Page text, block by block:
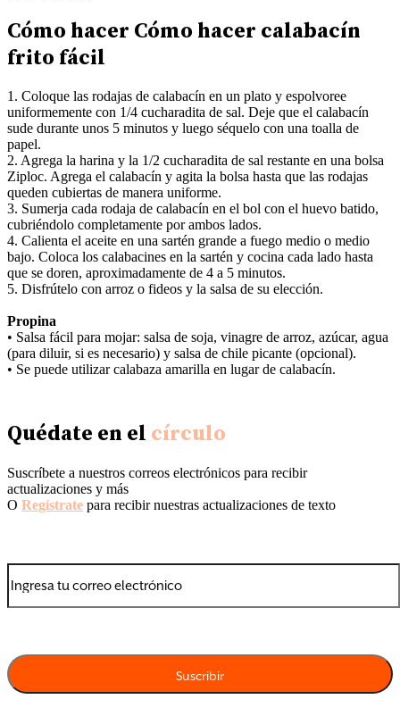
Cómo hacer Cómo hacer calabacín
frito fácil
1. Coloque las rodajas de calabacín en un plato y espolvoree
uniformemente con 1/4 cucharadita de sal. Deje que el calabacín
sude durante unos 5 minutos y luego séquelo con una toalla de
papel.
2. Agrega la harina y la 1/2 cucharadita de sal restante en una bolsa
Ziploc. Agrega el calabacín y agita la bolsa hasta que las rodajas
queden cubiertas de manera uniforme.
3. Sumerja cada rodaja de calabacín en el bol con el huevo batido,
cubriéndolo completamente por ambos lados.
4. Calienta el aceite en una sartén grande a fuego medio o medio
bajo. Coloca los calabacines en la sartén y cocina cada lado hasta
que se doren, aproximadamente de 4 a 5 minutos.
5. Disfrútelo con arroz o fideos y la salsa de su elección.
Propina
• Salsa fácil para mojar: salsa de soja, vinagre de arroz, azúcar, agua
(para diluir, si es necesario) y salsa de chile picante (opcional).
• Se puede utilizar calabaza amarilla en lugar de calabacín.
Quédate en el círculo
Suscríbete a nuestros correos electrónicos para recibir
actualizaciones y más
O Regístrate para recibir nuestras actualizaciones de texto